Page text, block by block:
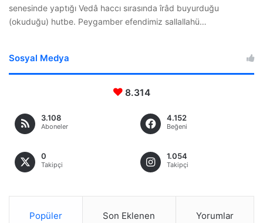
senesinde yaptığı Vedâ haccı sırasında îrâd buyurduğu
(okuduğu) hutbe. Peygamber efendimiz sallallahü…
Sosyal Medya
8.314
3.108
Aboneler
4.152
Beğeni
0
Takipçi
1.054
Takipçi
Popüler Son Eklenen Yorumlar